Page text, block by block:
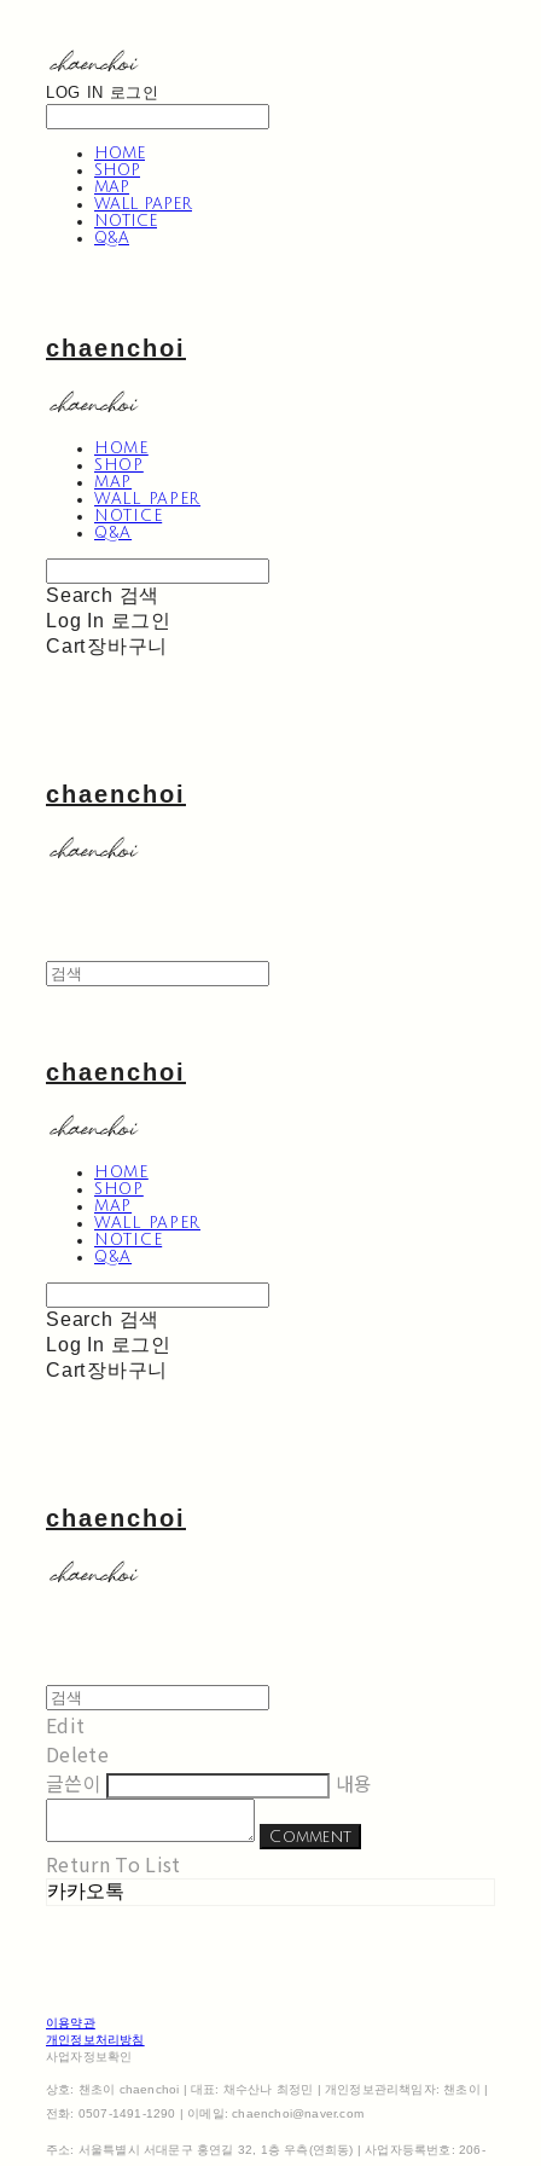
LOG IN 로그인
HOME
SHOP
MAP
WALL PAPER
NOTICE
Q&A
chaenchoi
HOME
SHOP
MAP
WALL PAPER
NOTICE
Q&A
Search 검색
Log In 로그인
Cart장바구니
chaenchoi
chaenchoi
HOME
SHOP
MAP
WALL PAPER
NOTICE
Q&A
Search 검색
Log In 로그인
Cart장바구니
chaenchoi
Edit
Delete
글쓴이
내용
Comment
Return To List
카카오톡
이용약관
개인정보처리방침
사업자정보확인
상호: 챈초이 chaenchoi | 대표: 채수산나 최정민 | 개인정보관리책임자: 챈초이 |
전화: 0507-1491-1290 | 이메일: chaenchoi@naver.com
주소: 서울특별시 서대문구 홍연길 32, 1층 우측(연희동) | 사업자등록번호: 206-